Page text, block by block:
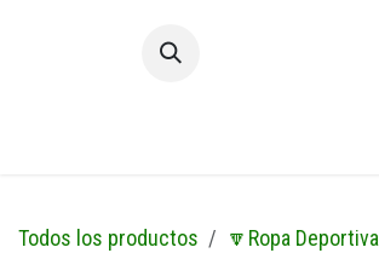
Todos los productos 🔽Ropa Deportiva